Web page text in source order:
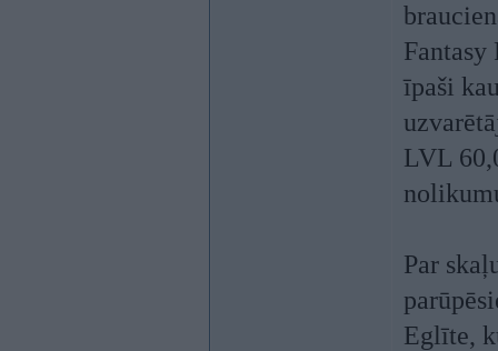
īpaši
LVL
Par
Eglīte,